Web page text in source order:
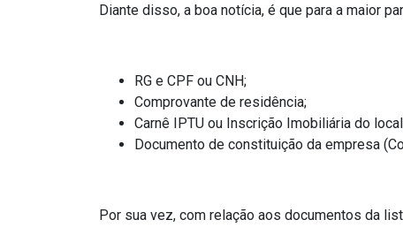
Diante disso, a boa notícia, é que para a maior
RG e CPF ou CNH;
Comprovante de residência;
Carnê IPTU ou Inscrição Imobiliária do
Documento de constituição da empresa
Por sua vez, com relação aos documentos da